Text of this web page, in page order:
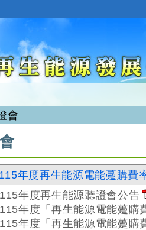
會
年度再生能源電能躉購費
年度再生能源聽證會公告
年度「再生能源電能躉購
年度「再生能源電能躉購